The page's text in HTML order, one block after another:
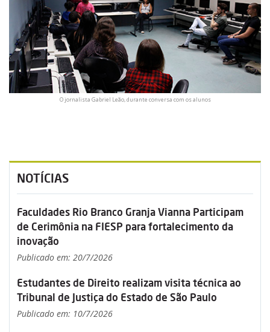
O jornalista Gabriel Leão, durante conversa com os alunos
NOTÍCIAS
Faculdades Rio Branco Granja Vianna Participam
de Cerimônia na FIESP para fortalecimento da
inovação
Publicado em: 20/7/2026
Estudantes de Direito realizam visita técnica ao
Tribunal de Justiça do Estado de São Paulo
Publicado em: 10/7/2026